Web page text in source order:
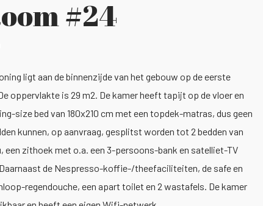
#24
ligt aan de binnenzijde van het gebouw op de eerste
oppervlakte is 29 m2. De kamer heeft tapijt op de vloer en
size bed van 180x210 cm met een topdek-matras, dus geen
kunnen, op aanvraag, gesplitst worden tot 2 bedden van
een zithoek met o.a. een 3-persoons-bank en satelliet-TV
de Nespresso-koffie-/theefaciliteiten, de safe en
regendouche, een apart toilet en 2 wastafels. De kamer